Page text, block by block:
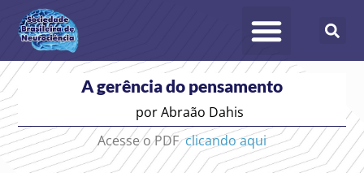
A gerência do pensamento
porAbraão Dahis
Acesse o PDFclicando aqui